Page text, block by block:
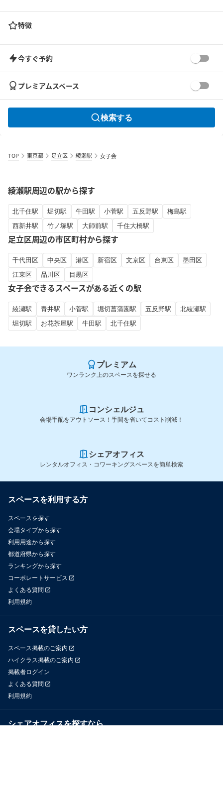
特徴
今すぐ予約
プレミアムスペース
検索する
TOP 東京都 足立区 綾瀬駅 女子会
綾瀬駅周辺の駅から探す
北千住駅 堀切駅 牛田駅 小菅駅 五反野駅
梅島駅
西新井駅
竹ノ塚駅 大師前駅 千住大橋駅
足立区周辺の市区町村から探す
千代田区 中央区 港区 新宿区 文京区 台東区
墨田区
江東区
品川区 目黒区
女子会できるスペースがある近くの駅
綾瀬駅 青井駅 小菅駅 堀切菖蒲園駅 五反野駅
北綾瀬駅
堀切駅
お花茶屋駅 牛田駅 北千住駅
プレミアム
ワンランク上のスペースを探せる
コンシェルジュ
会場手配をアウトソース！手間を省いてコスト削減！
シェアオフィス
レンタルオフィス・コワーキングスペースを簡単検索
スペースを利用する方
スペースを探す
会場タイプから探す
利用用途から探す
都道府県から探す
ランキングから探す
コーポレートサービス
よくある質問
利用規約
スペースを貸したい方
スペース掲載のご案内
ハイクラス掲載のご案内
掲載者ログイン
よくある質問
利用規約
シェアオフィスを探すなら